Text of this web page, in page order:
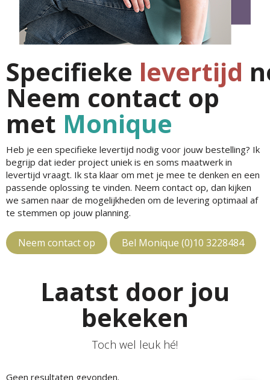
Specifieke levertijd
Neem contact op
met Monique
Heb je een specifieke levertijd nodig voor jouw bestelling? Ik
begrijp dat ieder project uniek is en soms maatwerk in
levertijd vraagt. Ik sta klaar om met je mee te denken en een
passende oplossing te vinden. Neem contact op, dan kijken
we samen naar de mogelijkheden om de levering optimaal af
te stemmen op jouw planning.
Neem contact op Bel Monique (0)10 3228484
Laatst door jou
bekeken
Toch wel leuk hé!
Geen resultaten gevonden.